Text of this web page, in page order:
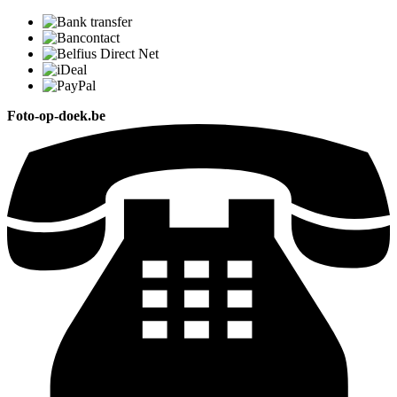
Foto-op-doek.be